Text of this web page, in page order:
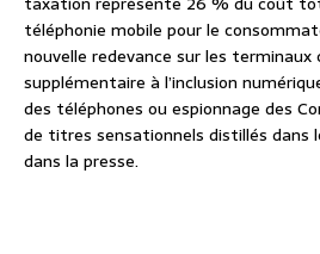
téléphonie mobile pour le
nouvelle redevance sur les terminaux
supplémentaire à l’inclusion
des téléphones ou espionnage des
de titres sensationnels distillés dans
dans la presse.